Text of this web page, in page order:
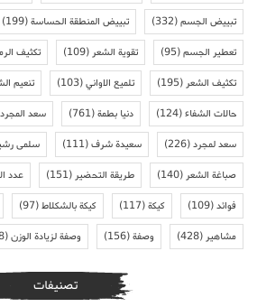
تبييض الجسم(332) تبييض المنطقة الحساسة(199)
تعطير الجسم(95) تقوية الشعر (109) تكثيف
تكثيف الشعر (195) تلميع الاواني(103) تنعيم
حالات الشفاء(124) دنيا بطمة(761) سعد المجرد
سعد لمجرد(226) سعيدة شرف(111) سلمى
صباغة الشعر (140) طريقة التحضير (151) عدد
فوائد(109) كيكة(117) كيكة بالشكلاط(97)
مشاهير (428) وصفة(156) وصفة لزيادة الوزن(138)
تصنيفات